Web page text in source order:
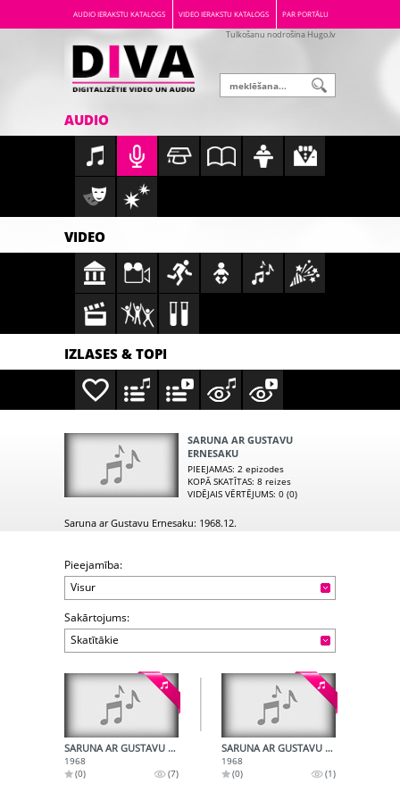
AUDIO IERAKSTU KATALOGS VIDEO IERAKSTU KATALOGS PAR PORTĀLU
Tulkošanu nodrošina Hugo.lv
AUDIO
VIDEO
IZLASES & TOPI
SARUNA AR GUSTAVU
ERNESAKU
PIEEJAMAS: 2 epizodes
KOPĀ SKATĪTAS: 8 reizes
VIDĒJAIS VĒRTĒJUMS: 0 (0)
Saruna ar Gustavu Ernesaku: 1968.12.
Pieejamība:
Visur
Sakārtojums:
Skatītākie
SARUNA AR GUSTAVU ERNESAKSU - 1. RULLIS
1968
(0)
(7)
SARUNA AR GUSTAVU ERNESAKSU - 2. RULLIS
1968
(0)
(1)